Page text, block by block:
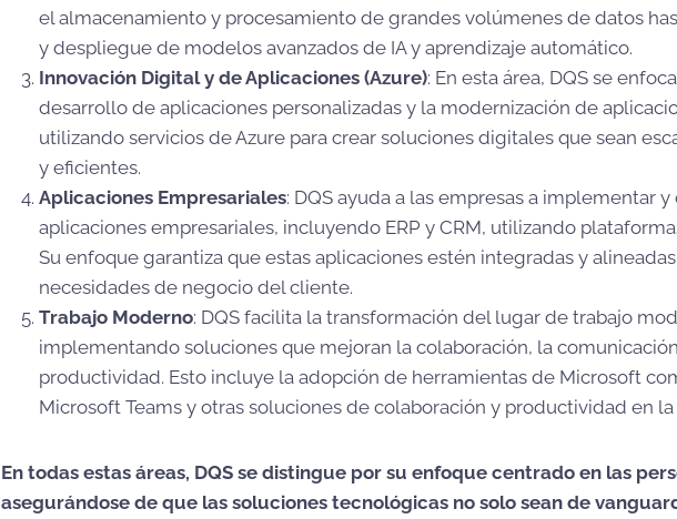
el almacenamiento y procesamiento de grandes volúmenes de datos
y despliegue de modelos avanzados de IA y aprendizaje automático.
Innovación Digital y de Aplicaciones (Azure): En esta área, DQS se
desarrollo de aplicaciones personalizadas y la modernización de
utilizando servicios de Azure para crear soluciones digitales que sean
y eficientes.
Aplicaciones Empresariales: DQS ayuda a las empresas a implementar
aplicaciones empresariales, incluyendo ERP y CRM, utilizando
Su enfoque garantiza que estas aplicaciones estén integradas y
necesidades de negocio del cliente.
Trabajo Moderno: DQS facilita la transformación del lugar de trabajo
implementando soluciones que mejoran la colaboración, la
productividad. Esto incluye la adopción de herramientas de Microsoft
Microsoft Teams y otras soluciones de colaboración y productividad en la
En todas estas áreas, DQS se distingue por su enfoque centrado en las
asegurándose de que las soluciones tecnológicas no solo sean de